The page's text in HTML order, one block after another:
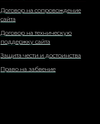
Договор на сопровождение
сайта
Договор на техническую
поддержку сайта
Защита чести и достоинства
Право на забвение